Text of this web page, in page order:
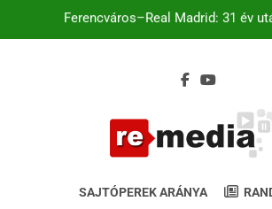
Magyar káromkodás is felcsendült a
Kerkez a kezdőben. Match4 TV élőben
Budapesten a
Magyar káromkodás is felcsendült a
chicagói edzésén? A szurkolók kiszúrták
Gyógyír Az
SAJTÓPEREK ARÁNYA